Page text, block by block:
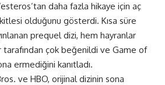
daha fazla hikaye için aç
olduğunu gösterdi. Kısa süre
prequel dizi, hem hayranlar
çok beğenildi ve Game of
ermediğini kanıtladı.
ve HBO, orijinal dizinin sona